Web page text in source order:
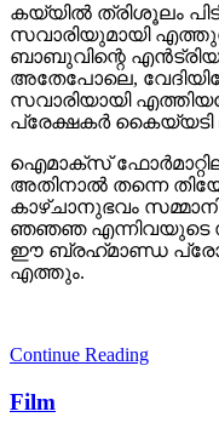
കയ്യില്‍ ത്രിശൂലം
സവാരിയുമായി
ബാബുവിന്റെ
അതേപോലെ,
സവാരിയായി
പ്രേക്ഷകര്‍ കൈയ്യടി
ഐമാക്‌സ്
അതിനാല്‍ തന്നെ
കാഴ്ചാനുഭവം
ഞഞഞ എന്നിവയുടെ
ഈ ബ്രഹ്‌മാണ്ഡ
എത്തും.
Continue Reading
Film